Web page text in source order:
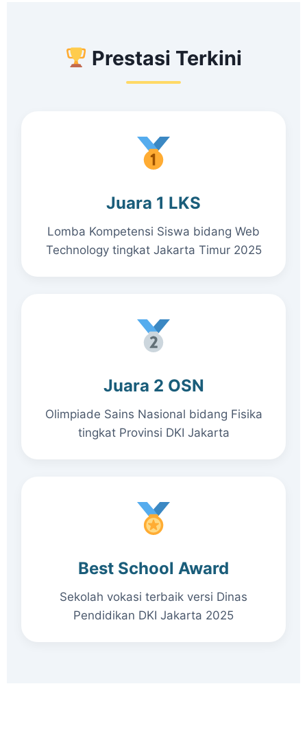
Prestasi Terkini
Juara 1 LKS
Lomba Kompetensi Siswa bidang Web
Technology tingkat Jakarta Timur 2025
Juara 2 OSN
Olimpiade Sains Nasional bidang Fisika
tingkat Provinsi DKI Jakarta
Best School Award
Sekolah vokasi terbaik versi Dinas
Pendidikan DKI Jakarta 2025